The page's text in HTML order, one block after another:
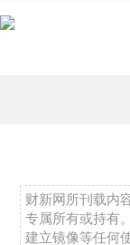
财新网所刊载内
专属所有或持有
建立镜像等任何